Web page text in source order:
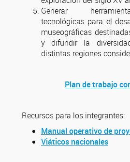
Generar
tecnológicas para el
museográficas
y difundir la
distintas regiones
Plan de trabajo
Recursos para los integrantes:
Manual operativo de
Viáticos nacionales